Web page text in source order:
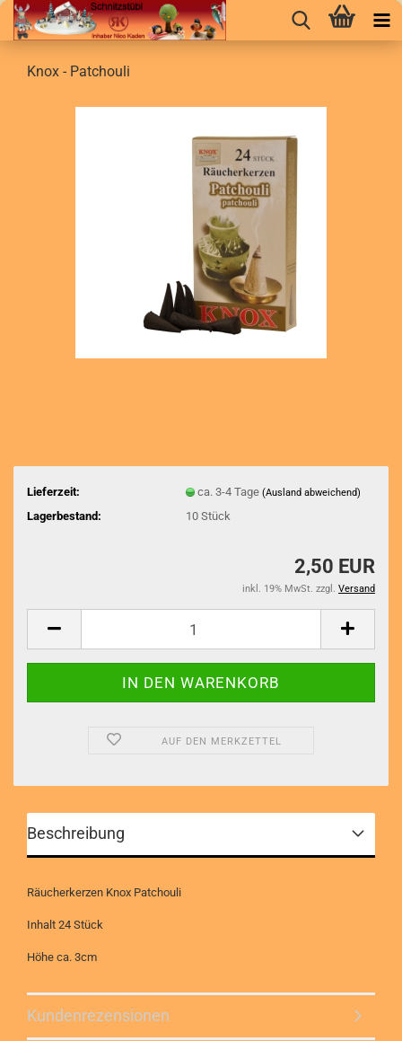
Knox - Patchouli
Lieferzeit: ca. 3-4 Tage (Ausland abweichend)
Lagerbestand: 10 Stück
2,50 EUR
inkl. 19% MwSt. zzgl. Versand
AUF DEN MERKZETTEL
Beschreibung
Räucherkerzen Knox Patchouli
Inhalt 24 Stück
Höhe ca. 3cm​
Kundenrezensionen